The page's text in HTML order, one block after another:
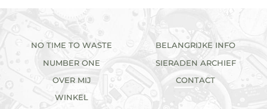
NO TIME TO WASTE
NUMBER ONE
OVER MIJ
WINKEL
BELANGRIJKE INFO
SIERADEN ARCHIEF
CONTACT